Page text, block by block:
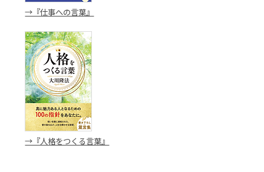
→『仕事への言葉』
→『人格をつくる言葉』